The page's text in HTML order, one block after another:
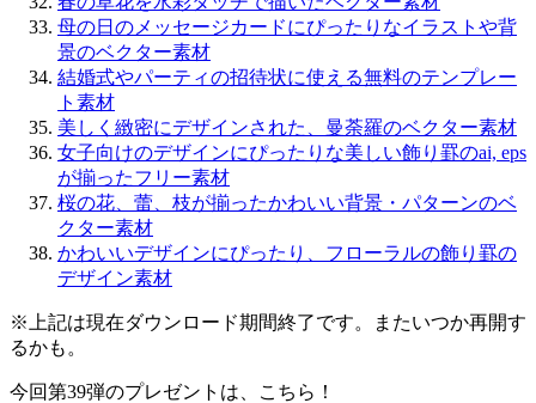
母の日のメッセージカードにぴったりなイラストや背
景のベクター素材
結婚式やパーティの招待状に使える無料のテンプレー
ト素材
美しく緻密にデザインされた、曼荼羅のベクター素材
女子向けのデザインにぴったりな美しい飾り罫のai, eps
が揃ったフリー素材
桜の花、蕾、枝が揃ったかわいい背景・パターンのベ
クター素材
かわいいデザインにぴったり、フローラルの飾り罫の
デザイン素材
※上記は現在ダウンロード期間終了です。またいつか再開す
るかも。
今回第39弾のプレゼントは、こちら！